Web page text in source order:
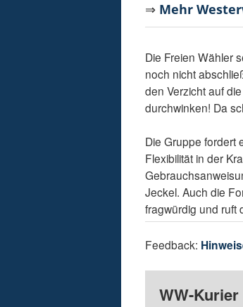
⇒ Mehr
Die Freien Wähler
noch nicht
den Verzicht auf
durchwinken! Da
Die Gruppe fordert
Flexibilität in der
Jeckel. Auch die
fragwürdig und ruft
Feedback:
WW-